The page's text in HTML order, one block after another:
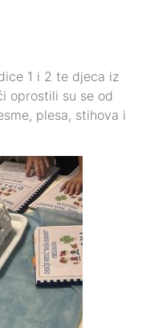
1 i 2 te djeca iz
oprostili su se od
plesa, stihova i